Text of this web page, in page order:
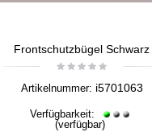
Frontschutzbügel Schwarz
Artikelnummer: i5701063
Verfügbarkeit:
(verfügbar)